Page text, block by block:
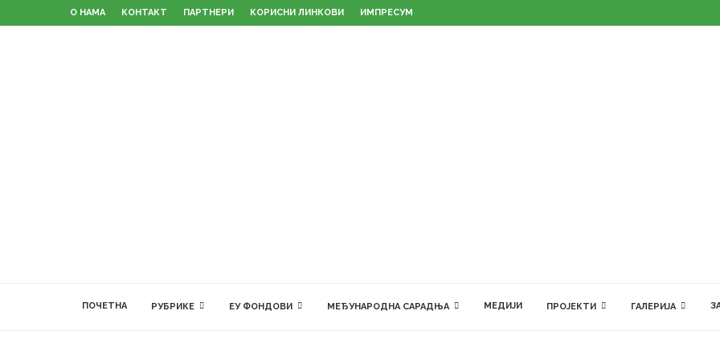
О НАМА КОНТАКТ ПАРТНЕРИ КОРИСНИ ЛИНКОВИ ИМПРЕСУМ
ПОЧЕТНА РУБРИКЕ ЕУ ФОНДОВИ МЕЂУНАРОДНА САРАДЊА МЕДИЈИ ПРОЈЕКТИ ГАЛЕРИЈА